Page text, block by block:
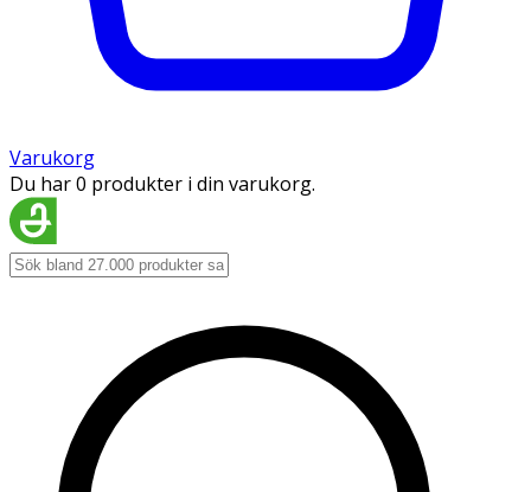
Varukorg
Du har 0 produkter i din varukorg.